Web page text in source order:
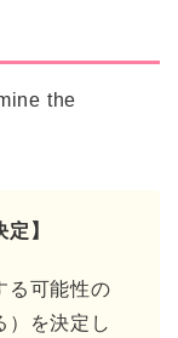
the
】
る可能性の
）を決定し